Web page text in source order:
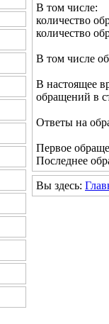
В том числе:
количество
количество
В том числе
В настоящее
обращений в
Ответы на
Первое
Последнее
Вы здесь: